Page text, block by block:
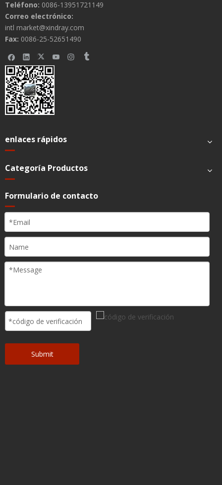
Tiempo de flujo
Bucle de volumen de presión
Álamo
Apnea
VT demasiado alto (bajo)
Presión de la vía aérea demasiado alta
F1O2 demasiado alto (bajo)
O2 o suministro de aire fallido
Fallo de alimentación de CA
Batería bajo voltaje